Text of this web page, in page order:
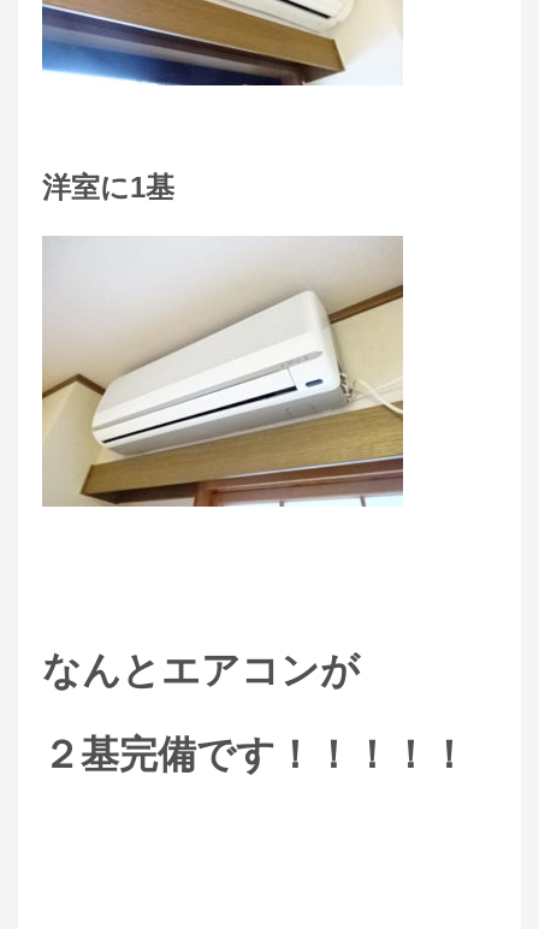
洋室に1基
なんとエアコンが
２基完備です！！！！！